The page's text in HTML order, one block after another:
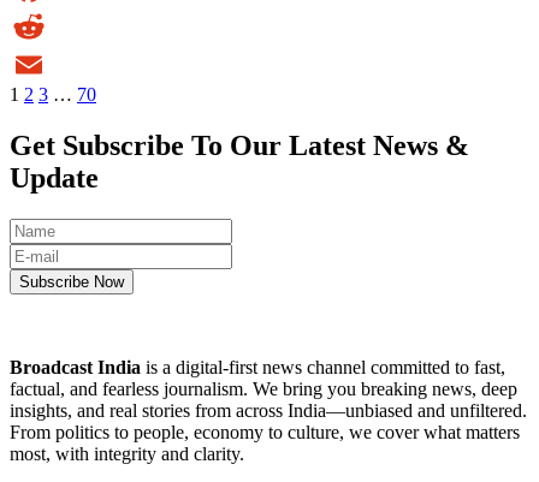
Facebook
Reddit
Email
1 2 3 … 70
Get Subscribe To Our Latest News &
Update
Broadcast India is a digital-first news channel committed to fast,
factual, and fearless journalism. We bring you breaking news, deep
insights, and real stories from across India—unbiased and unfiltered.
From politics to people, economy to culture, we cover what matters
most, with integrity and clarity.